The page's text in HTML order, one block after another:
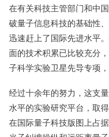
在有关科技主管部门和中
破量子信息科技的基础性
迅速赶上了国际先进水平
面的技术积累已比较充分
子科学实验卫星先导专项
经过十余年的努力，这支
水平的实验研究平台，取
在国际量子科技版图上占